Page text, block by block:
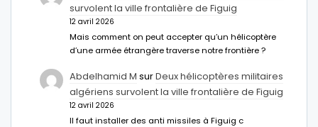
survolent la ville frontalière de Figuig
12 avril 2026
Mais comment on peut accepter qu’un hélicoptère
d’une armée étrangère traverse notre frontière ?
Abdelhamid M surDeux hélicoptères militaires
algériens survolent la ville frontalière de Figuig
12 avril 2026
Il faut installer des anti missiles à Figuig c